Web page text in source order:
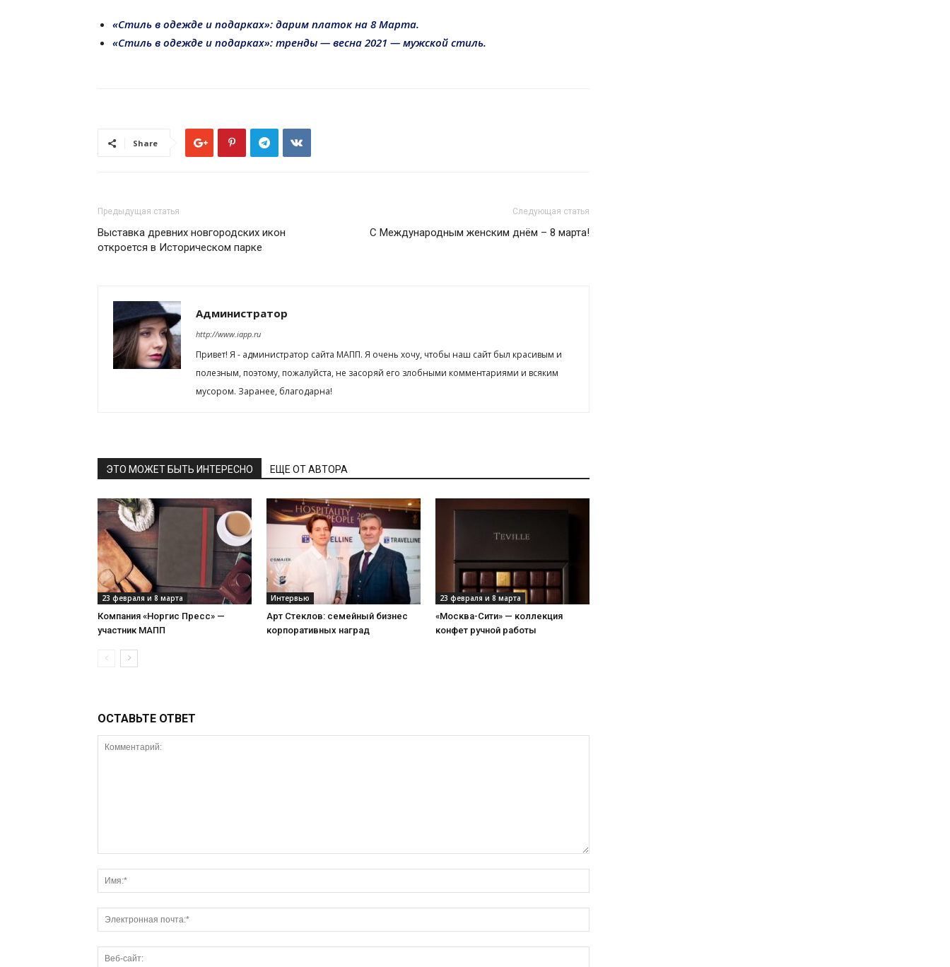
«Стиль в одежде и подарках»: дарим платок на 8 Марта.
«Стиль в одежде и подарках»: тренды — весна 2021 — мужской стиль.
Share
Предыдущая статья
Выставка древних новгородских икон
откроется в Историческом парке
Следующая статья
С Международным женским днём – 8 марта!
Администратор
http://www.iapp.ru
Привет! Я - администратор сайта МАПП. Я очень хочу, чтобы наш сайт был красивым и
полезным, поэтому, пожалуйста, не засоряй его злобными комментариями и всяким
мусором. Заранее, благодарна!
ЭТО МОЖЕТ БЫТЬ ИНТЕРЕСНО ЕЩЕ ОТ АВТОРА
23 февраля и 8 марта
Компания «Норгис Пресс» —
участник МАПП
Интервью
Арт Стеклов: семейный бизнес
корпоративных наград
23 февраля и 8 марта
«Москва-Сити» — коллекция
конфет ручной работы
ОСТАВЬТЕ ОТВЕТ